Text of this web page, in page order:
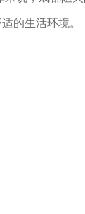
的生活环境。